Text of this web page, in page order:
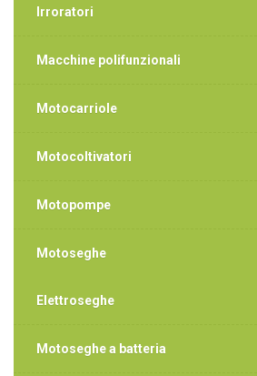
Irroratori
Macchine polifunzionali
Motocarriole
Motocoltivatori
Motopompe
Motoseghe
Elettroseghe
Motoseghe a batteria